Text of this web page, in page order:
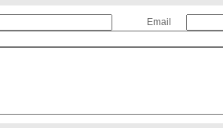
Email